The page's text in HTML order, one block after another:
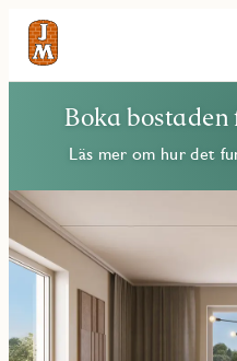
Boka bostaden
Läs mer om hur det